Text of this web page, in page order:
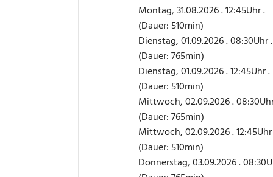
Montag, 31.08.2026 . 12:45Uhr .
(Dauer: 510min)
Dienstag, 01.09.2026 . 08:30Uhr .
(Dauer: 765min)
Dienstag, 01.09.2026 . 12:45Uhr .
(Dauer: 510min)
Mittwoch, 02.09.2026 .
(Dauer: 765min)
Mittwoch, 02.09.2026 .
(Dauer: 510min)
Donnerstag, 03.09.2026 .